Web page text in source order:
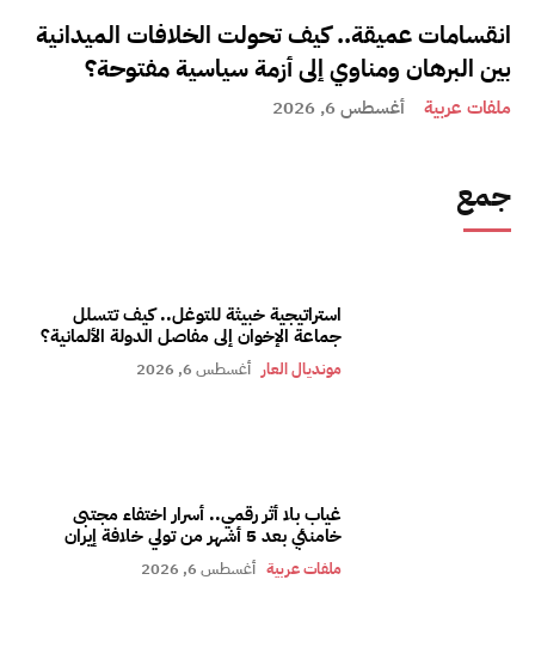
انقسامات عميقة.. كيف تحولت الخلافات الميدانية
بين البرهان ومناوي إلى أزمة سياسية مفتوحة؟
ملفات عربية أغسطس 6, 2026
جمع
استراتيجية خبيثة للتوغل.. كيف تتسلل
جماعة الإخوان إلى مفاصل الدولة الألمانية؟
مونديال العار أغسطس 6, 2026
غياب بلا أثر رقمي.. أسرار اختفاء مجتبى
خامنئي بعد 5 أشهر من تولي خلافة إيران
ملفات عربية أغسطس 6, 2026